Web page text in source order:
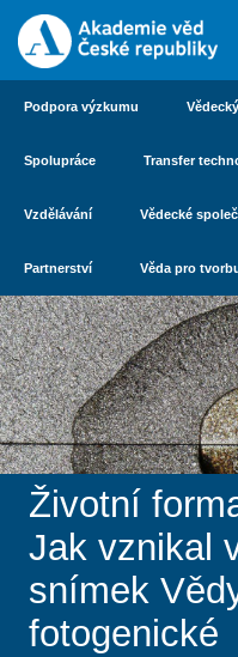
Podpora výzkumu
Spolupráce Transfer
Vzdělávání Vědecké
Partnerství Věda pro
Životní
Jak vznikal
snímek
fotogenické